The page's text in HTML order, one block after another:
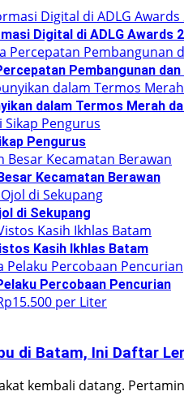
Digital di ADLG Awards
Pembangunan
dalam Termos Merah
Pengurus
Kecamatan Berawan
di Sekupang
Kasih Ikhlas Batam
Percobaan Pencurian
di Batam, Ini Daftar
kembali datang.